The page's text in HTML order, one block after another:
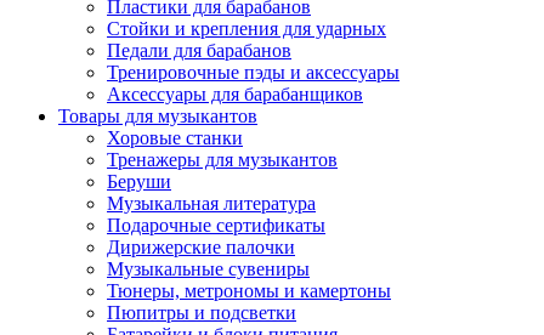
Пластики для барабанов
Стойки и крепления для ударных
Педали для барабанов
Тренировочные пэды и аксессуары
Аксессуары для барабанщиков
Товары для музыкантов
Хоровые станки
Тренажеры для музыкантов
Беруши
Музыкальная литература
Подарочные сертификаты
Дирижерские палочки
Музыкальные сувениры
Тюнеры, метрономы и камертоны
Пюпитры и подсветки